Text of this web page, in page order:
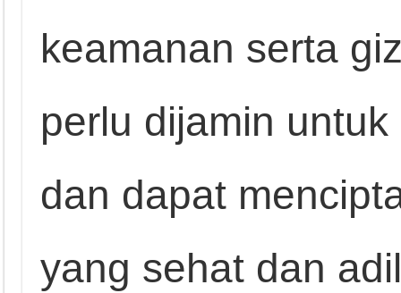
keamanan serta
perlu dijamin
dan dapat
yang sehat dan